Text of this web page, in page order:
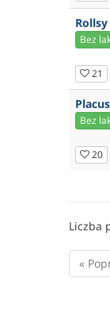
Bez
21
Bez
20
Liczba
«